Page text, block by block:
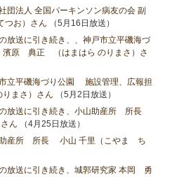
団法人 全国パーキンソン病友の会 副
つお）さん （5月16日放送）
放送に引き続き、、神戸市立平磯海づ
原 典正 （はまはら のりまさ）さ
立平磯海づり公園 施設管理、広報担
まさ）さん （5月2日放送）
放送に引き続き、小山助産所 所長
ん （4月25日放送）
助産所 所長 小山​ 千里（こやま ち
放送に引き続き、城郭研究家 本岡 勇